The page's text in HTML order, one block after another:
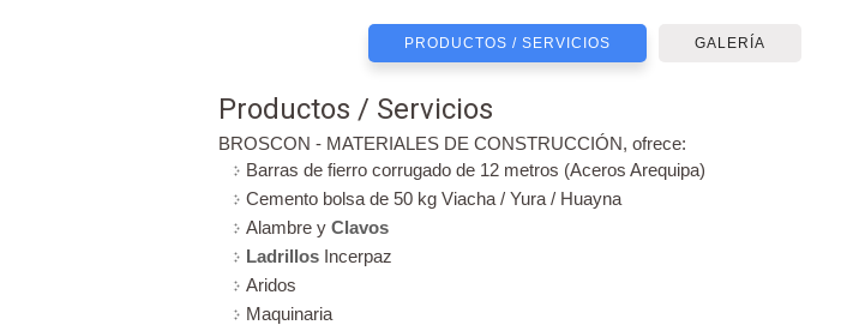
PRODUCTOS / SERVICIOS GALERÍA
Productos / Servicios
BROSCON - MATERIALES DE CONSTRUCCIÓN, ofrece:
Barras de fierro corrugado de 12 metros (Aceros Arequipa)
Cemento bolsa de 50 kg Viacha / Yura / Huayna
Alambre y Clavos
Ladrillos Incerpaz
Aridos
Maquinaria